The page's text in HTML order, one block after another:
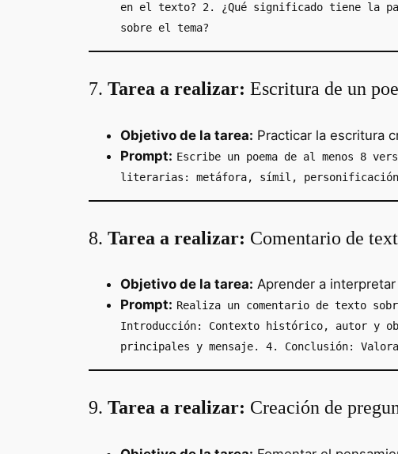
en el texto? 2. ¿Qué significado tiene la
sobre el tema?
7. Tarea a realizar: Escritura de un
Objetivo de la tarea: Practicar la escritura
Prompt: Escribe un poema de al menos 8
literarias: metáfora, símil,
8. Tarea a realizar: Comentario de
Objetivo de la tarea: Aprender a
Prompt: Realiza un comentario de texto
Introducción: Contexto histórico, autor y
principales y mensaje. 4. Conclusión:
9. Tarea a realizar: Creación de